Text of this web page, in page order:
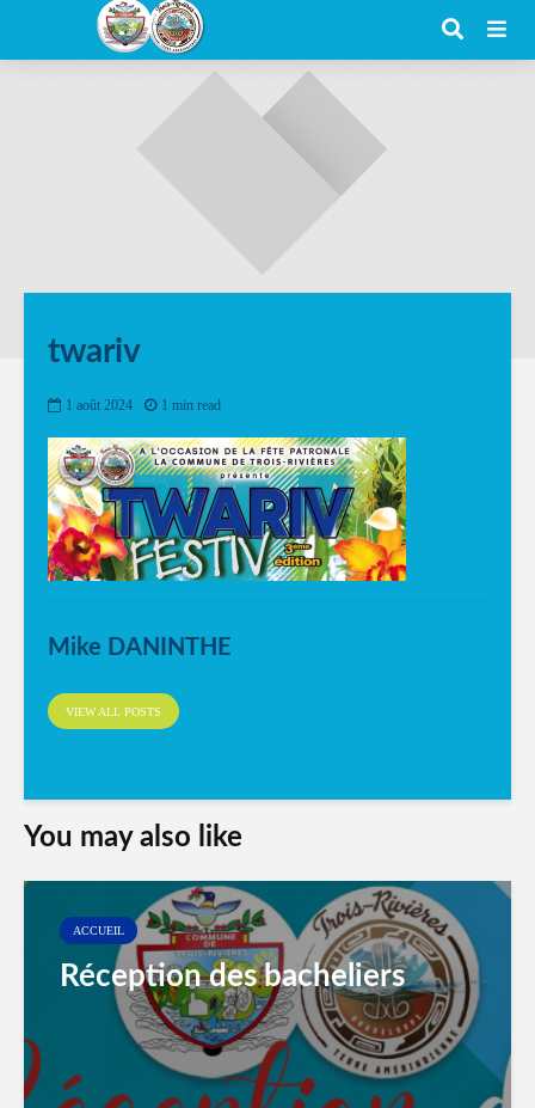
twariv
1 août 2024 1 min read
Mike DANINTHE
VIEW ALL POSTS
You may also like
ACCUEIL
Réception des bacheliers